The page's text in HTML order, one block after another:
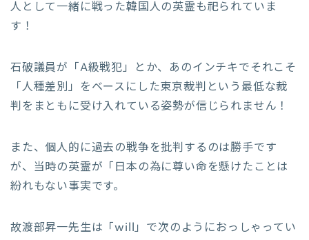
人として一緒に戦った韓国人の英霊も祀られていま
す！
石破議員が「A級戦犯」とか、あのインチキでそれこそ
「人種差別」をベースにした東京裁判という最低な裁
判をまともに受け入れている姿勢が信じられません！
また、個人的に過去の戦争を批判するのは勝手です
が、当時の英霊が「日本の為に尊い命を懸けたことは
紛れもない事実です。
故渡部昇一先生は「will」で次のようにおっしゃってい